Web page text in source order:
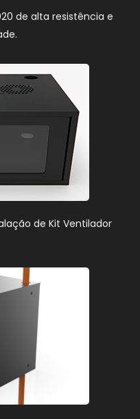
de alta resistência e
de Kit Ventilador